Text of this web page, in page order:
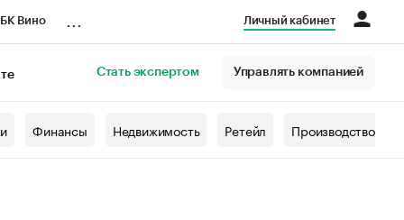
Вино Личный кабинет
Стать экспертом Управлять компанией
Финансы Недвижимость Ретейл Производство